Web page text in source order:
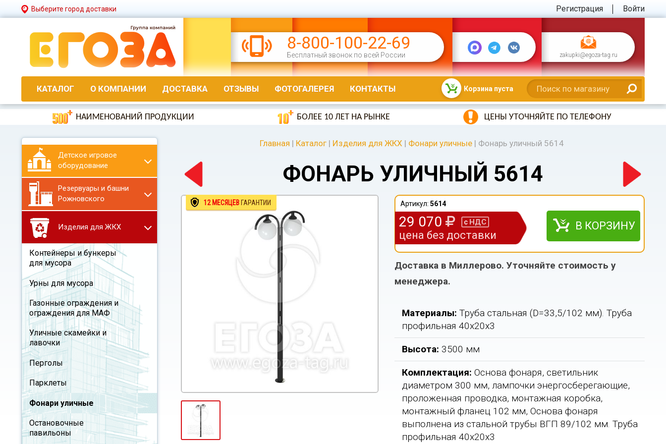
Выберите город доставки Регистрация Войти
8-800-100-22-69
Бесплатный звонок по всей России zakupki@egoza-tag.ru
КАТАЛОГ О КОМПАНИИ ДОСТАВКА ОТЗЫВЫ ФОТОГАЛЕРЕЯ КОНТАКТЫ Корзина пуста
НАИМЕНОВАНИЙ ПРОДУКЦИИ БОЛЕЕ 10 ЛЕТ НА РЫНКЕ ЦЕНЫ УТОЧНЯЙТЕ ПО ТЕЛЕФОНУ
Детское игровое
оборудование
Резервуары и башни
Рожновского
Изделия для ЖКХ
Контейнеры и бункеры
для мусора
Урны для мусора
Газонные ограждения и
ограждения для МАФ
Уличные скамейки и
лавочки
Перголы
Парклеты
Фонари уличные
Остановочные
павильоны
Главная | Каталог | Изделия для ЖКХ | Фонари уличные | Фонарь уличный 5614
ФОНАРЬ УЛИЧНЫЙ 5614
12 МЕСЯЦЕВ ГАРАНТИИ Артикул: 5614
29 070 с НДС
цена без доставки
В КОРЗИНУ
Доставка в Миллерово. Уточняйте стоимость у
менеджера.
Материалы: Труба стальная (D=33,5/102 мм). Труба
профильная 40х20х3
Высота: 3500 мм
Комплектация: Основа фонаря, светильник
диаметром 300 мм, лампочки энергосберегающие,
проложенная проводка, монтажная коробка,
монтажный фланец 102 мм, Основа фонаря
выполнена из стальной трубы ВГП 89/102 мм. Труба
профильная 40х20х3